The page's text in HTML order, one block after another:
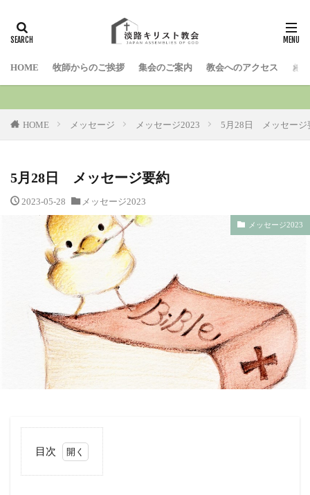
HOME 牧師からのご挨拶 集会のご案内 教会へのアクセス お
HOME メッセージ メッセージ2023 5月28日 メッセージ
5月28日 メッセージ要約
2023-05-28 メッセージ2023
メッセージ2023
目次
検索